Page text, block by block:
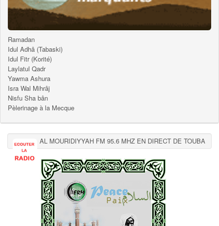
Ramadan
Idul Adhâ (Tabaski)
Idul Fitr (Korité)
Laylatul Qadr
Yawma Ashura
Isra Wal Mihrâj
Nisfu Sha bân
Pèlerinage à la Mecque
AL MOURIDIYYAH FM 95.6 MHZ EN DIRECT DE TOUBA